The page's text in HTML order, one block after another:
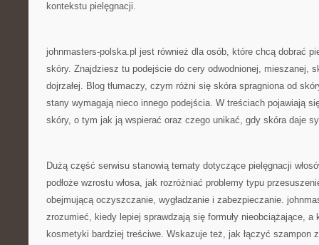
kontekstu pielęgnacji.
johnmasters-polska.pl jest również dla osób, które chcą dobrać
skóry. Znajdziesz tu podejście do cery odwodnionej, mieszanej,
dojrzałej. Blog tłumaczy, czym różni się skóra spragniona od
stany wymagają nieco innego podejścia. W treściach pojawiają
skóry, o tym jak ją wspierać oraz czego unikać, gdy skóra daje
Dużą część serwisu stanowią tematy dotyczące pielęgnacji
podłoże wzrostu włosa, jak rozróżniać problemy typu
obejmującą oczyszczanie, wygładzanie i zabezpieczanie.
zrozumieć, kiedy lepiej sprawdzają się formuły nieobciążające, a
kosmetyki bardziej treściwe. Wskazuje też, jak łączyć szampon